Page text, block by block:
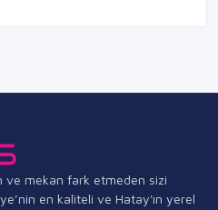
ve mekan fark etmeden sizi
en kaliteli ve Hatay'ın yerel